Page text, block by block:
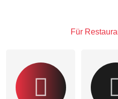
Restaurant-Eintrag zu stellen.
Für